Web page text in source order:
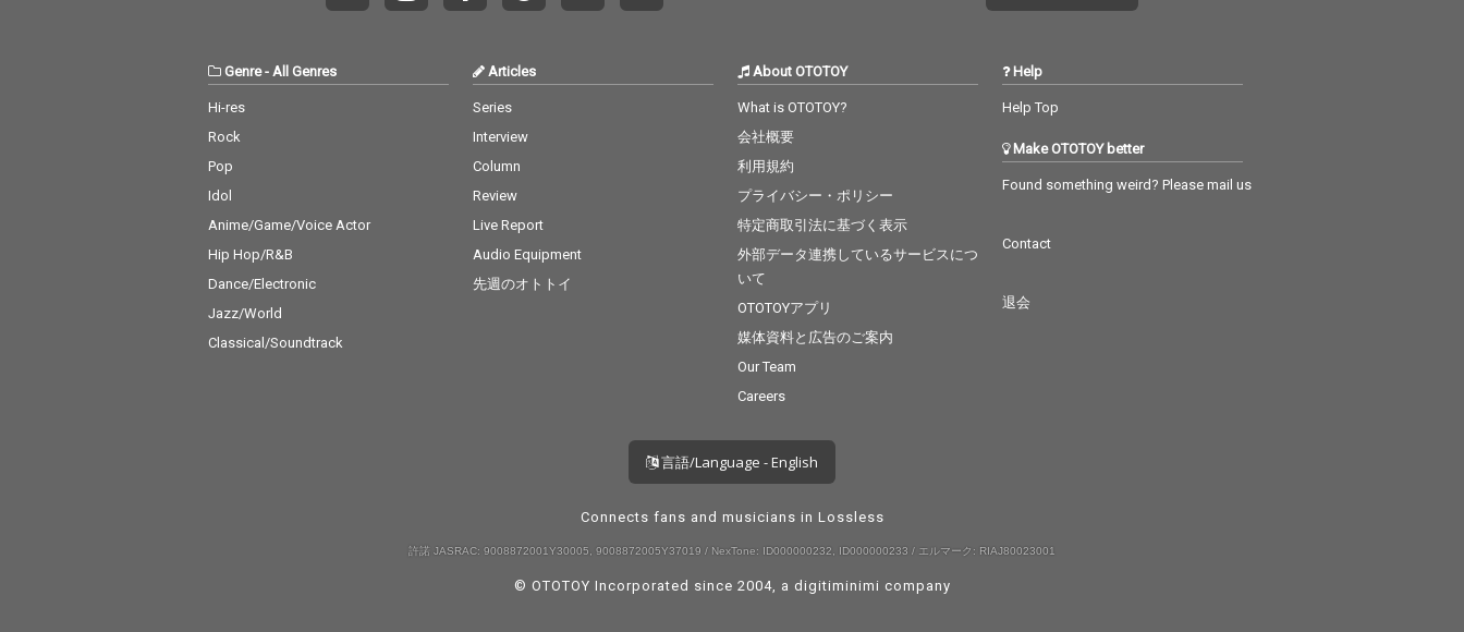
Genre- All Genres
Hi-res
Rock
Pop
Idol
Anime/Game/Voice Actor
Hip Hop/R&B
Dance/Electronic
Jazz/World
Classical/Soundtrack
Articles
Series
Interview
Column
Review
Live Report
Audio Equipment
先週のオトトイ
About OTOTOY
What is OTOTOY?
会社概要
利用規約
プライバシー・ポリシー
特定商取引法に基づく表示
外部データ連携しているサービスにつ
いて
OTOTOYアプリ
媒体資料と広告のご案内
Our Team
Careers
Help
Help Top
Make OTOTOY better
Found something weird? Please mail us
Contact
退会
言語/Language - English
Connects fans and musicians in Lossless
許諾 JASRAC: 9008872001Y30005, 9008872005Y37019 / NexTone: ID000000232, ID000000233 / エルマーク: RIAJ80023001
© OTOTOY Incorporated since 2004, a digitiminimi company